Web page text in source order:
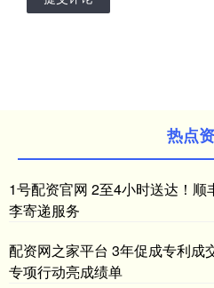
热点
1号配资官网 2至4小时送达！顺
李寄递服务
配资网之家平台 3年促成专利成
专项行动亮成绩单